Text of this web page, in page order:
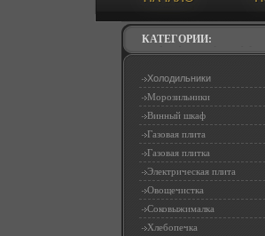
КАТЕГОРИИ:
Холодильники
Морозильники
Винный шкаф
Газовая плита
Газовая плитка
Электрическая плита
Овощечистка
Соковыжималка
Хлебопечка